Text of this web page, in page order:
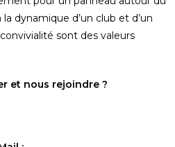
dynamique d’un club et d’un
sont des valeurs
et nous rejoindre ?